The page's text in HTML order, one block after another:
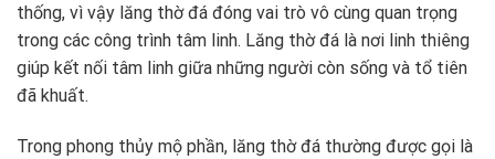
thống, vì vậy lăng thờ đá đóng vai trò vô cùng quan trọng
trong các công trình tâm linh. Lăng thờ đá là nơi linh thiêng
giúp kết nối tâm linh giữa những người còn sống và tổ tiên
đã khuất.
Trong phong thủy mộ phần, lăng thờ đá thường được gọi là